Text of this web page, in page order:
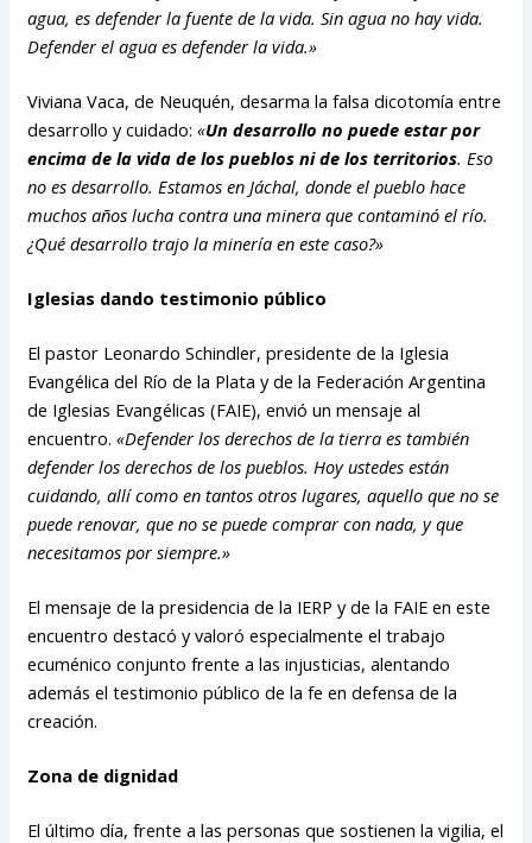
agua, es defender la fuente de la vida. Sin agua no hay vida.
Defender el agua es defender la vida.»
Viviana Vaca, de Neuquén, desarma la falsa dicotomía entre
desarrollo y cuidado: «Un desarrollo no puede estar por
encima de la vida de los pueblos ni de los territorios. Eso
no es desarrollo. Estamos en Jáchal, donde el pueblo hace
muchos años lucha contra una minera que contaminó el río.
¿Qué desarrollo trajo la minería en este caso?»
Iglesias dando testimonio público
El pastor Leonardo Schindler, presidente de la Iglesia
Evangélica del Río de la Plata y de la Federación Argentina
de Iglesias Evangélicas (FAIE), envió un mensaje al
encuentro. «Defender los derechos de la tierra es también
defender los derechos de los pueblos. Hoy ustedes están
cuidando, allí como en tantos otros lugares, aquello que no se
puede renovar, que no se puede comprar con nada, y que
necesitamos por siempre.»
El mensaje de la presidencia de la IERP y de la FAIE en este
encuentro destacó y valoró especialmente el trabajo
ecuménico conjunto frente a las injusticias, alentando
además el testimonio público de la fe en defensa de la
creación.
Zona de dignidad
El último día, frente a las personas que sostienen la vigilia, el